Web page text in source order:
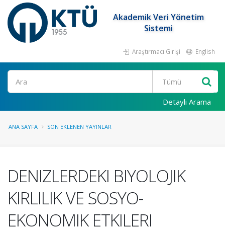
Akademik Veri Yönetim
Sistemi
Araştırmacı Girişi English
Ara
Detaylı Arama
ANA SAYFA SON EKLENEN YAYINLAR
DENIZLERDEKI BIYOLOJIK
KIRLILIK VE SOSYO-
EKONOMIK ETKILERI